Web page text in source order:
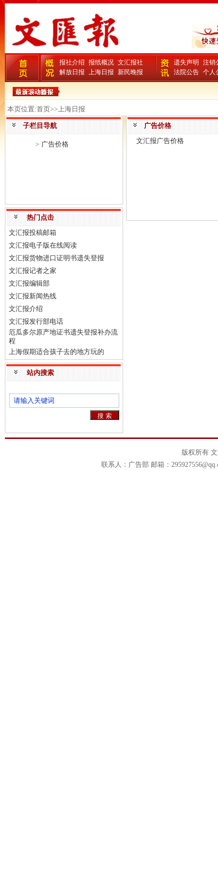
报社介绍 报纸概况 文汇报社
解放日报 上海日报 新民晚报
遗失声明
注销
法院公告 个人
本页位置:首页>>上海日报
子栏目导航
> 广告价格
热门点击
文汇报投稿邮箱
文汇报电子版在线阅读
文汇报货物进口证明书遗失登报
文汇报记者之家
文汇报编辑部
文汇报新闻热线
文汇报介绍
文汇报发行部电话
厄瓜多尔原产地证书遗失登报补办流
程
上海假期适合孩子去的地方玩的
站内搜索
广告价格
文汇报广告价格
版权所有
联系人：广告部 邮箱：